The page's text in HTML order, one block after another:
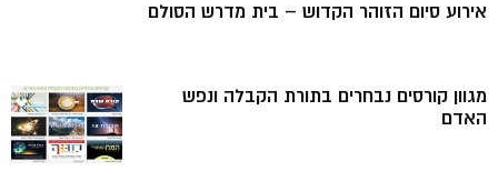
אירוע סיום הזוהר הקדוש – בית מדרש הסולם
מגוון קורסים נבחרים בתורת הקבלה ונפש
האדם